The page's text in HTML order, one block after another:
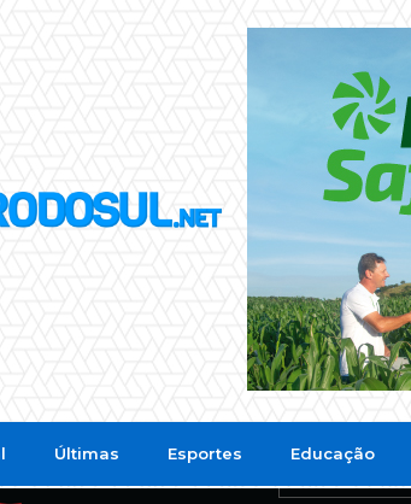
Últimas Esportes Educação